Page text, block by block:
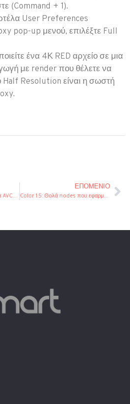
(Command + 1).
User Preferences
pop-up μενού, επιλέξτε Full
ένα 4Κ RED αρχείο σε μια
με render που θέλετε να
Half Resolution είναι η σωστή
Final Cut Pro 7.0: Δημιουργία AVCHD δίσκου με περισσότερα από 50 chapter markers
ΕΠΌΜΕΝΙΟ
Color 1.5: Θολά nodes που εφαρμόζονται στο proxy